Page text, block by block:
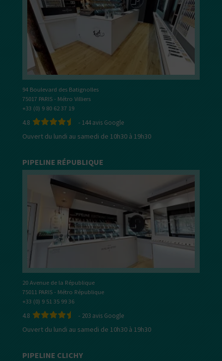
94 Boulevard des Batignolles
75017 PARIS - Métro Villiers
+33 (0) 9 80 62 37 19
4.8 - 144avis Google
Ouvert du lundi au samedi de 10h30 à 19h30
PIPELINE RÉPUBLIQUE
20 Avenue de la République
75011 PARIS - Métro République
+33 (0) 9 51 35 99 36
4.8 - 203 avis Google
Ouvert du lundi au samedi de 10h30 à 19h30
PIPELINE CLICHY